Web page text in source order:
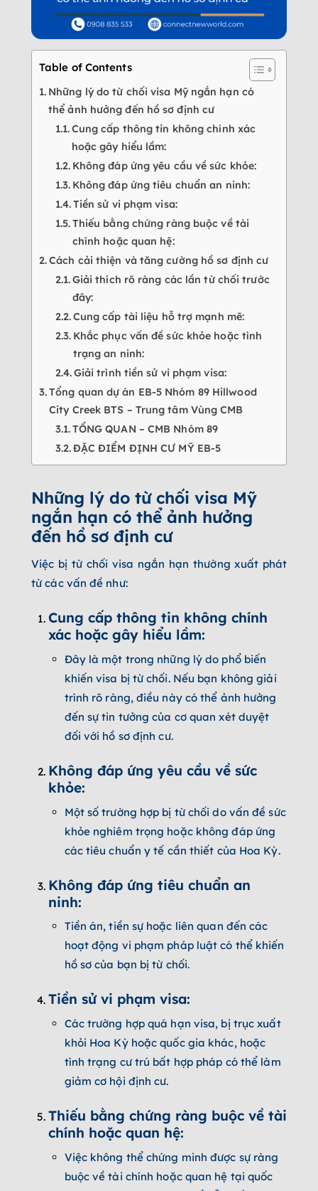
Table of Contents
Những lý do từ chối visa Mỹ ngắn hạn có
thể ảnh hưởng đến hồ sơ định cư
Cung cấp thông tin không chính xác
hoặc gây hiểu lầm:
Không đáp ứng yêu cầu về sức khỏe:
Không đáp ứng tiêu chuẩn an ninh:
Tiền sử vi phạm visa:
Thiếu bằng chứng ràng buộc về tài
chính hoặc quan hệ:
Cách cải thiện và tăng cường hồ sơ định cư
Giải thích rõ ràng các lần từ chối trước
đây:
Cung cấp tài liệu hỗ trợ mạnh mẽ:
Khắc phục vấn đề sức khỏe hoặc tình
trạng an ninh:
Giải trình tiền sử vi phạm visa:
Tổng quan dự án EB-5 Nhóm 89 Hillwood
City Creek BTS – Trung tâm Vùng CMB
TỔNG QUAN – CMB Nhóm 89
ĐẶC ĐIỂM ĐỊNH CƯ MỸ EB-5
Những lý do từ chối visa Mỹ
ngắn hạn có thể ảnh hưởng
đến hồ sơ định cư
Việc bị từ chối visa ngắn hạn thường xuất phát
từ các vấn đề như:
Cung cấp thông tin không chính
xác hoặc gây hiểu lầm:
Đây là một trong những lý do phổ biến
khiến visa bị từ chối. Nếu bạn không giải
trình rõ ràng, điều này có thể ảnh hưởng
đến sự tin tưởng của cơ quan xét duyệt
đối với hồ sơ định cư.
Không đáp ứng yêu cầu về sức
khỏe:
Một số trường hợp bị từ chối do vấn đề sức
khỏe nghiêm trọng hoặc không đáp ứng
các tiêu chuẩn y tế cần thiết của Hoa Kỳ.
Không đáp ứng tiêu chuẩn an
ninh:
Tiền án, tiền sự hoặc liên quan đến các
hoạt động vi phạm pháp luật có thể khiến
hồ sơ của bạn bị từ chối.
Tiền sử vi phạm visa:
Các trường hợp quá hạn visa, bị trục xuất
khỏi Hoa Kỳ hoặc quốc gia khác, hoặc
tình trạng cư trú bất hợp pháp có thể làm
giảm cơ hội định cư.
Thiếu bằng chứng ràng buộc về tài
chính hoặc quan hệ:
Việc không thể chứng minh được sự ràng
buộc về tài chính hoặc quan hệ tại quốc